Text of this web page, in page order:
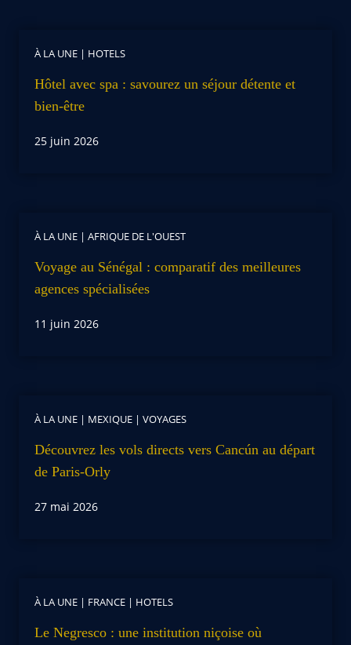
À LA UNE | HOTELS
Hôtel avec spa : savourez un séjour détente et
bien-être
25 juin 2026
À LA UNE | AFRIQUE DE L'OUEST
Voyage au Sénégal : comparatif des meilleures
agences spécialisées
11 juin 2026
À LA UNE | MEXIQUE | VOYAGES
Découvrez les vols directs vers Cancún au départ
de Paris-Orly
27 mai 2026
À LA UNE | FRANCE | HOTELS
Le Negresco : une institution niçoise où